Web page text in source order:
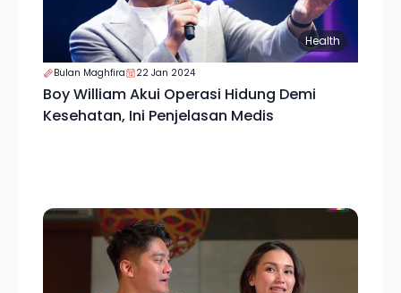
Health
Bulan Maghfira 22 Jan 2024
Boy William Akui Operasi Hidung Demi
Kesehatan, Ini Penjelasan Medis